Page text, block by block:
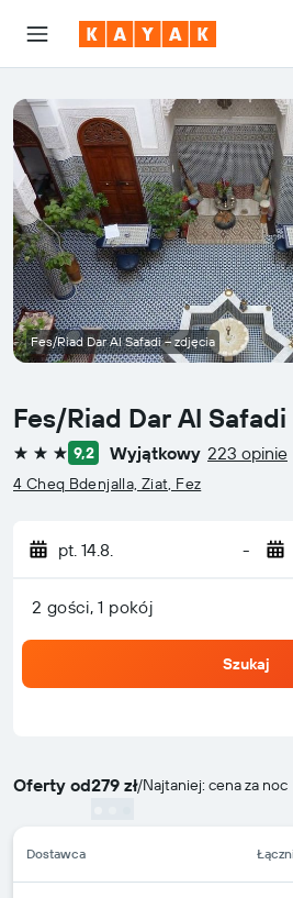
Fes/Riad Dar Al Safadi
3 gwiazdki
9,2 Wyjątkowy 223 opinie
4 Cheq Bdenjalla, Ziat, Fez
pt. 14.8. -
2 gości, 1 pokój
Szukaj
Oferty od279 zł/Najtaniej: cena za noc
Dostawca
Fes/Riad Dar Al Safadi – zdjęcia